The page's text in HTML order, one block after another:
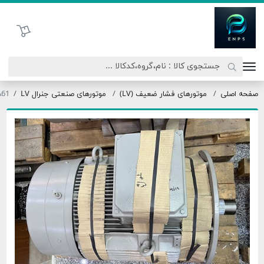
اتحاد نیروی پیشگام صنعت
موتورهای فشار ضعیف (LV) موتورهای صنعتی جنرال LV 6AA61